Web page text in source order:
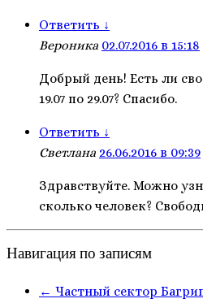
Ответить ↓
Вероника 02.07.2016 в 15:18
Добрый день! Есть ли
19.07 по 29.07? Спасибо.
Ответить ↓
Светлана 26.06.2016 в 09:39
Здравствуйте. Можно
сколько человек?
Навигация по записям
← Частный сектор